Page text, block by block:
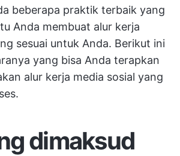
beberapa praktik terbaik yang
Anda membuat alur kerja
sesuai untuk Anda. Berikut ini
yang bisa Anda terapkan
alur kerja media sosial yang
dimaksud